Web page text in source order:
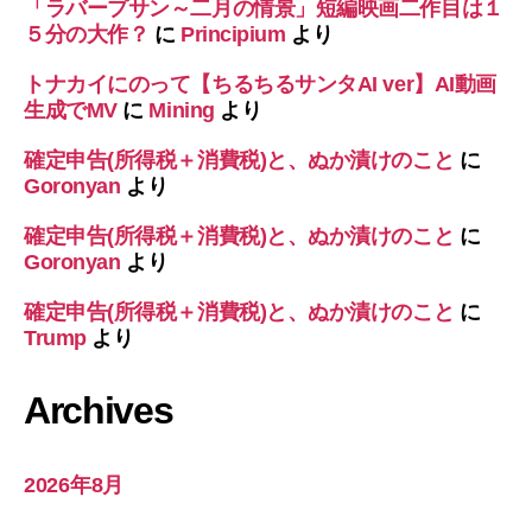
「ラバープサン～二月の情景」短編映画二作目は１
５分の大作？ に Principium より
トナカイにのって【ちるちるサンタAI ver】AI動画
生成でMVに Mining より
確定申告(所得税＋消費税)と、ぬか漬けのこと に
Goronyan より
確定申告(所得税＋消費税)と、ぬか漬けのこと に
Goronyan より
確定申告(所得税＋消費税)と、ぬか漬けのこと に
Trumpより
Archives
2026年8月